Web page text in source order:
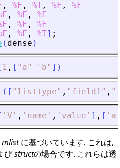
, %F , %T , %F ,
%F
, %F ,
%F
, %F ,
%F
, %F , %T] ;
( dense )
1 , [ " a" " b" ] )
( [ " listtype" , " field1" , "
[ ' V ' , ' name ' , ' value ' ] , [ ' a
mlistに基づいています. これは,
びstructの場合です. これらは透